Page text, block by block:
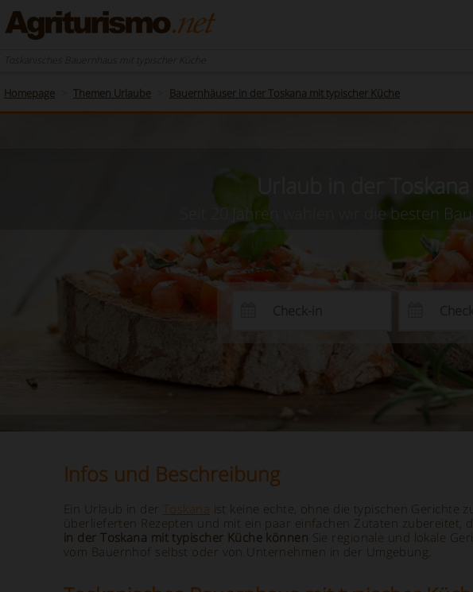
Toskanisches Bauernhaus mit typischer Küche
Homepage Themen Urlaube Bauernhäuser in der Toskana mit typischer Küche
Urlaub in der
Seit 20 Jahren wählen wir die besten
Infos und Beschreibung
Ein Urlaub in der Toskana ist keine echte, ohne die typischen Gerichte
überlieferten Rezepten und mit ein paar einfachen Zutaten zubereitet,
in der Toskana mit typischer Küche können Sie regionale und lokale
vom Bauernhof selbst oder von Unternehmen in der Umgebung.